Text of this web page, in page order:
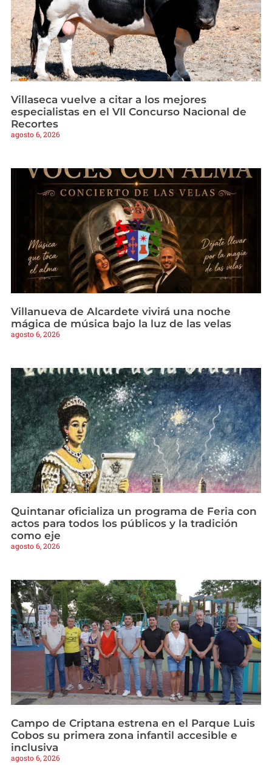
Villaseca vuelve a citar a los mejores
especialistas en el VII Concurso Nacional de
Recortes
agosto 6, 2026
Villanueva de Alcardete vivirá una noche
mágica de música bajo la luz de las velas
agosto 6, 2026
Quintanar oficializa un programa de Feria con
actos para todos los públicos y la tradición
como eje
agosto 6, 2026
Campo de Criptana estrena en el Parque Luis
Cobos su primera zona infantil accesible e
inclusiva
agosto 6, 2026